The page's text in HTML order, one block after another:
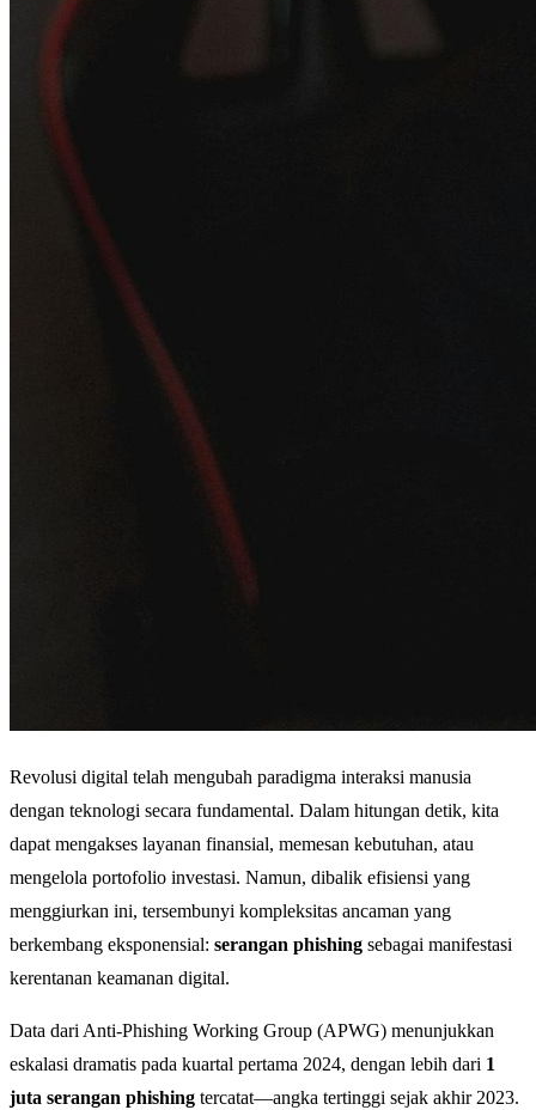
Revolusi digital telah mengubah paradigma interaksi manusia
dengan teknologi secara fundamental. Dalam hitungan detik, kita
dapat mengakses layanan finansial, memesan kebutuhan, atau
mengelola portofolio investasi. Namun, dibalik efisiensi yang
menggiurkan ini, tersembunyi kompleksitas ancaman yang
berkembang eksponensial: serangan phishing sebagai manifestasi
kerentanan keamanan digital.
Data dari Anti-Phishing Working Group (APWG) menunjukkan
eskalasi dramatis pada kuartal pertama 2024, dengan lebih dari 1
juta serangan phishing tercatat—angka tertinggi sejak akhir 2023.